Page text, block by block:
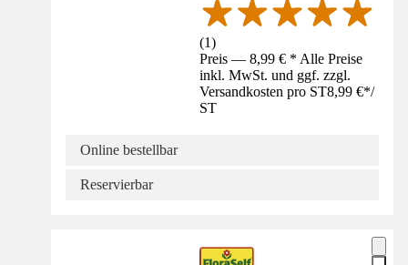
(1)
Preis — 8,99 € * Alle Preise
inkl. MwSt. und ggf. zzgl.
Versandkosten pro ST8,99 €*/
ST
Online bestellbar
Reservierbar